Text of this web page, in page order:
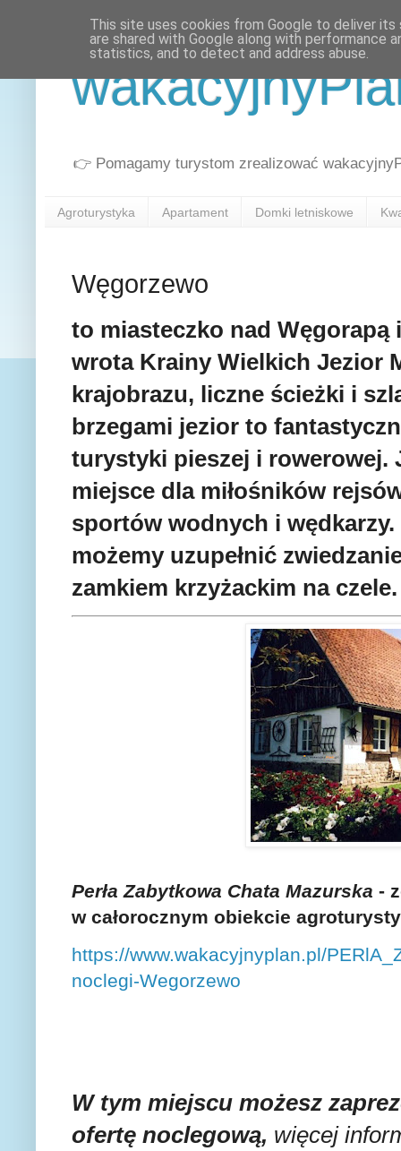
👉 Pomagamy turystom zrealizować
Agroturystyka Apartament Domki letniskowe
Węgorzewo
to miasteczko nad Węgorapą
wrota Krainy Wielkich Jezior
krajobrazu, liczne ścieżki i
brzegami jezior to
turystyki pieszej i rowerowej.
miejsce dla miłośników
sportów wodnych i
możemy uzupełnić
zamkiem krzyżackim na czele.
Perła Zabytkowa Chata Mazurska -
w całorocznym obiekcie
https://www.wakacyjnyplan.pl/
noclegi-Wegorzewo
W tym miejscu możesz
ofertę noclegową, więcej
This site uses cookies from Google to deliver
are shared with Google along with performance
statistics, and to detect and address abuse.